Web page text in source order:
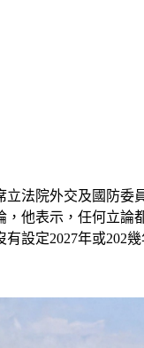
立法院外交及國防委
他表示，任何立論
設定2027年或202幾